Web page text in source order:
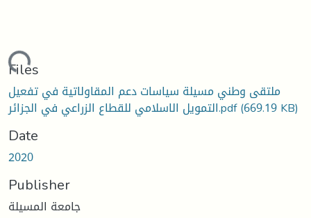
Loading...
Files
ملتقى وطني مسيلة سياسات دعم المقاولاتية في تفعيل
التمويل الاسلامي للقطاع الزراعي في الجزائر.pdf(669.19 KB)
Date
2020
Publisher
جامعة المسيلة